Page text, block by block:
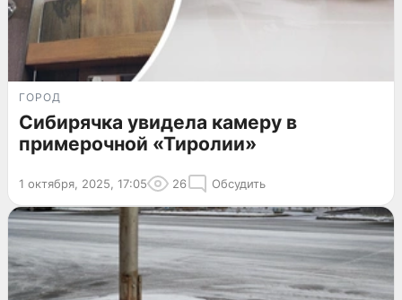
ГОРОД
Сибирячка увидела камеру в
примерочной «Тиролии»
1 октября, 2025, 17:05 26 Обсудить